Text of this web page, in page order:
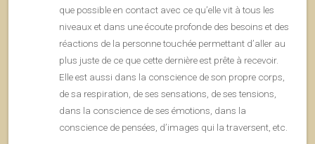
que possible en contact avec ce qu’elle vit à tous les
niveaux et dans une écoute profonde des besoins et des
réactions de la personne touchée permettant d’aller au
plus juste de ce que cette dernière est prête à recevoir.
Elle est aussi dans la conscience de son propre corps,
de sa respiration, de ses sensations, de ses tensions,
dans la conscience de ses émotions, dans la
conscience de pensées, d’images qui la traversent, etc.